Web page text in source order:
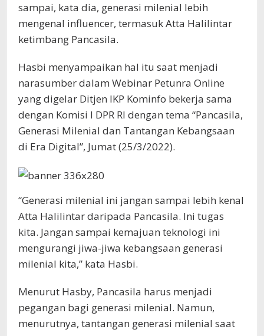
sampai, kata dia, generasi milenial lebih
mengenal influencer, termasuk Atta Halilintar
ketimbang Pancasila.
Hasbi menyampaikan hal itu saat menjadi
narasumber dalam Webinar Petunra Online
yang digelar Ditjen IKP Kominfo bekerja sama
dengan Komisi I DPR RI dengan tema “Pancasila,
Generasi Milenial dan Tantangan Kebangsaan
di Era Digital”, Jumat (25/3/2022).
“Generasi milenial ini jangan sampai lebih kenal
Atta Halilintar daripada Pancasila. Ini tugas
kita. Jangan sampai kemajuan teknologi ini
mengurangi jiwa-jiwa kebangsaan generasi
milenial kita,” kata Hasbi.
Menurut Hasby, Pancasila harus menjadi
pegangan bagi generasi milenial. Namun,
menurutnya, tantangan generasi milenial saat